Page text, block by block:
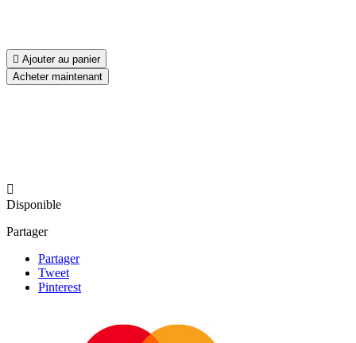
 Ajouter au panier
Acheter maintenant

Disponible
Partager
Partager
Tweet
Pinterest